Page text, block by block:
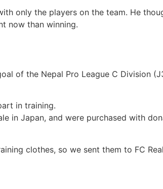
only the players on the team. He
now than winning.
of the Nepal Pro League C Division
in training.
in Japan, and were purchased with
clothes, so we sent them to FC